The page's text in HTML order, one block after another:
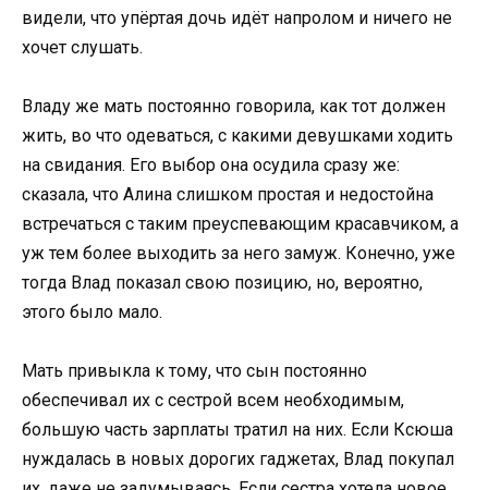
видели, что упёртая дочь идёт напролом и ничего не
хочет слушать.
Владу же мать постоянно говорила, как тот должен
жить, во что одеваться, с какими девушками ходить
на свидания. Его выбор она осудила сразу же:
сказала, что Алина слишком простая и недостойна
встречаться с таким преуспевающим красавчиком, а
уж тем более выходить за него замуж. Конечно, уже
тогда Влад показал свою позицию, но, вероятно,
этого было мало.
Мать привыкла к тому, что сын постоянно
обеспечивал их с сестрой всем необходимым,
большую часть зарплаты тратил на них. Если Ксюша
нуждалась в новых дорогих гаджетах, Влад покупал